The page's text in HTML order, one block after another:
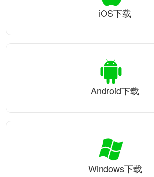
iOS下载
Android下载
Windows下载